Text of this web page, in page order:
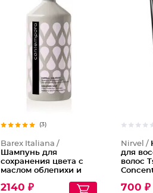
(3)
Barex Italiana /
Шампунь для
сохранения цвета с
маслом облепихи и
2140 ₽
Nirvel /
для
волос
700 ₽